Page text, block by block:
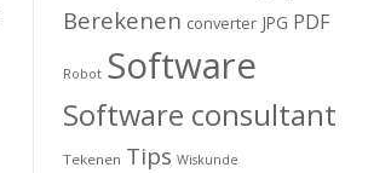
Berekenen converter JPG PDF
Robot Software
Software consultant
Tekenen Tips Wiskunde